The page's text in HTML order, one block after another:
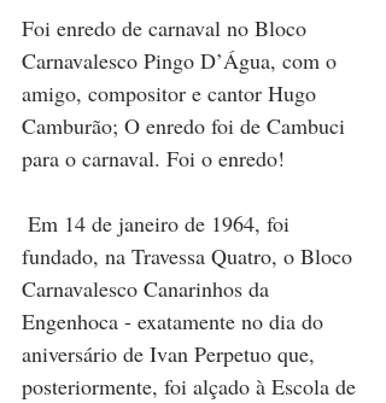
Foi enredo de carnaval no Bloco
Carnavalesco Pingo D’Água, com o
amigo, compositor e cantor Hugo
Camburão; O enredo foi de Cambuci
para o carnaval. Foi o enredo!
fundado, na Travessa Quatro, o Bloco
Carnavalesco Canarinhos da
Engenhoca - exatamente no dia do
aniversário de Ivan Perpetuo que,
posteriormente, foi alçado à Escola de